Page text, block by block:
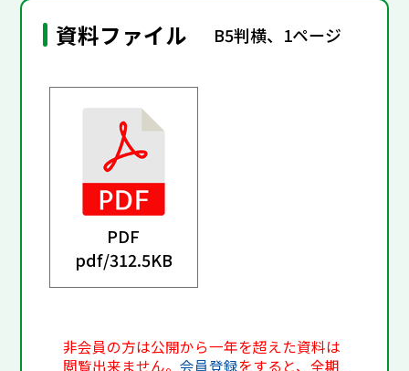
資料ファイル B5判横、1ページ
PDF
pdf/312.5KB
非会員の方は公開から一年を超えた資料は
閲覧出来ません。会員登録をすると、全期